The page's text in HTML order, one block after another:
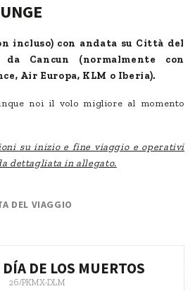
incluso) con andata su Città del
Cancun (normalmente con
Air Europa, KLM o Iberia).
noi il volo migliore al momento
su inizio e fine viaggio e operativi
dettagliata in allegato.
DEL VIAGGIO
DÍA DE LOS MUERTOS
26/PKMX-DLM